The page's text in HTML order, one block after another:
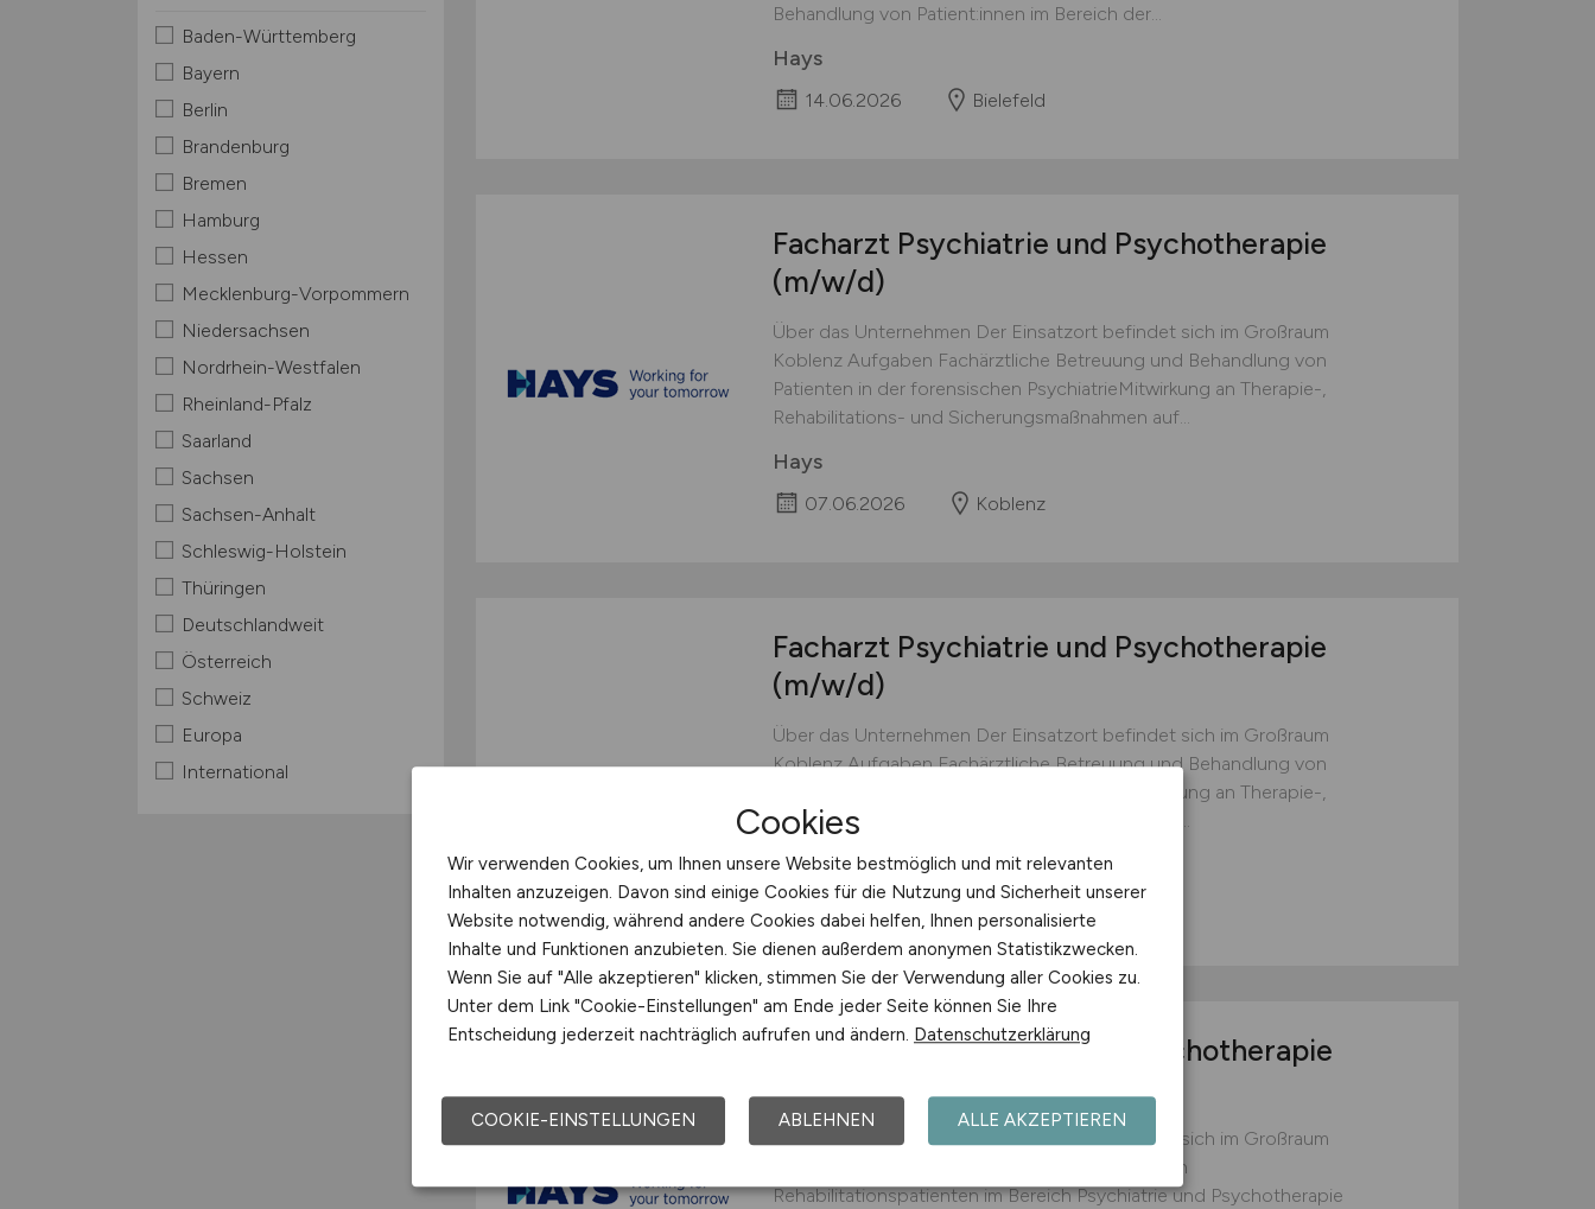
Baden-Württemberg
Bayern
Berlin
Brandenburg
Bremen
Hamburg
Hessen
Mecklenburg-Vorpommern
Niedersachsen
Nordrhein-Westfalen
Rheinland-Pfalz
Saarland
Sachsen
Sachsen-Anhalt
Schleswig-Holstein
Thüringen
Deutschlandweit
Österreich
Schweiz
Europa
International
Behandlung von Patient:innen im Bereich der...
Hays
14.06.2026 Bielefeld
Facharzt Psychiatrie und Psychotherapie
(m/w/d)
Über das Unternehmen Der Einsatzort befindet sich im Großraum
Koblenz Aufgaben Fachärztliche Betreuung und Behandlung von
Patienten in der forensischen PsychiatrieMitwirkung an Therapie-,
Rehabilitations- und Sicherungsmaßnahmen auf...
Hays
07.06.2026 Koblenz
Facharzt Psychiatrie und Psychotherapie
(m/w/d)
Über das Unternehmen Der Einsatzort befindet sich im Großraum
Koblenz Aufgaben Fachärztliche Betreuung und Behandlung von
Patienten in der forensischen PsychiatrieMitwirkung an Therapie-,
Rehabilitations- und Sicherungsmaßnahmen auf...
Hays
Oberarzt Psychiatrie und Psychotherapie
(m/w/d)
Über das Unternehmen Der Einsatzort befindet sich im Großraum
Dresden Aufgaben Oberärztliche Betreuung von
Rehabilitationspatienten im Bereich Psychiatrie und Psychotherapie
Cookies
Wir verwenden Cookies, um Ihnen unsere Website bestmöglich und mit relevanten
Inhalten anzuzeigen. Davon sind einige Cookies für die Nutzung und Sicherheit unserer
Website notwendig, während andere Cookies dabei helfen, Ihnen personalisierte
Inhalte und Funktionen anzubieten. Sie dienen außerdem anonymen Statistikzwecken.
Wenn Sie auf "Alle akzeptieren" klicken, stimmen Sie der Verwendung aller Cookies zu.
Unter dem Link "Cookie-Einstellungen" am Ende jeder Seite können Sie Ihre
Entscheidung jederzeit nachträglich aufrufen und ändern. Datenschutzerklärung
COOKIE-EINSTELLUNGEN ABLEHNEN ALLE AKZEPTIEREN